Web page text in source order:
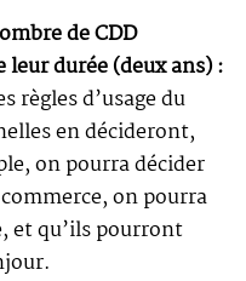
de CDD
durée (deux ans) :
règles d’usage du
en décideront,
on pourra décider
on pourra
et qu’ils pourront